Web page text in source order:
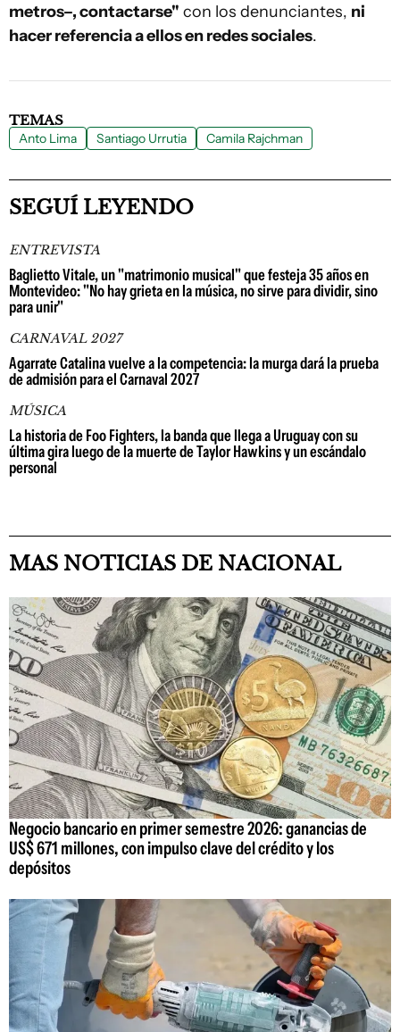
metros–, contactarse" con los denunciantes, ni
hacer referencia a ellos en redes sociales.
TEMAS
Anto Lima Santiago Urrutia Camila Rajchman
SEGUÍ LEYENDO
ENTREVISTA
Baglietto Vitale, un "matrimonio musical" que festeja 35 años en
Montevideo: "No hay grieta en la música, no sirve para dividir, sino
para unir"
CARNAVAL 2027
Agarrate Catalina vuelve a la competencia: la murga dará la prueba
de admisión para el Carnaval 2027
MÚSICA
La historia de Foo Fighters, la banda que llega a Uruguay con su
última gira luego de la muerte de Taylor Hawkins y un escándalo
personal
MAS NOTICIAS DE NACIONAL
Negocio bancario en primer semestre 2026: ganancias de
US$ 671 millones, con impulso clave del crédito y los
depósitos